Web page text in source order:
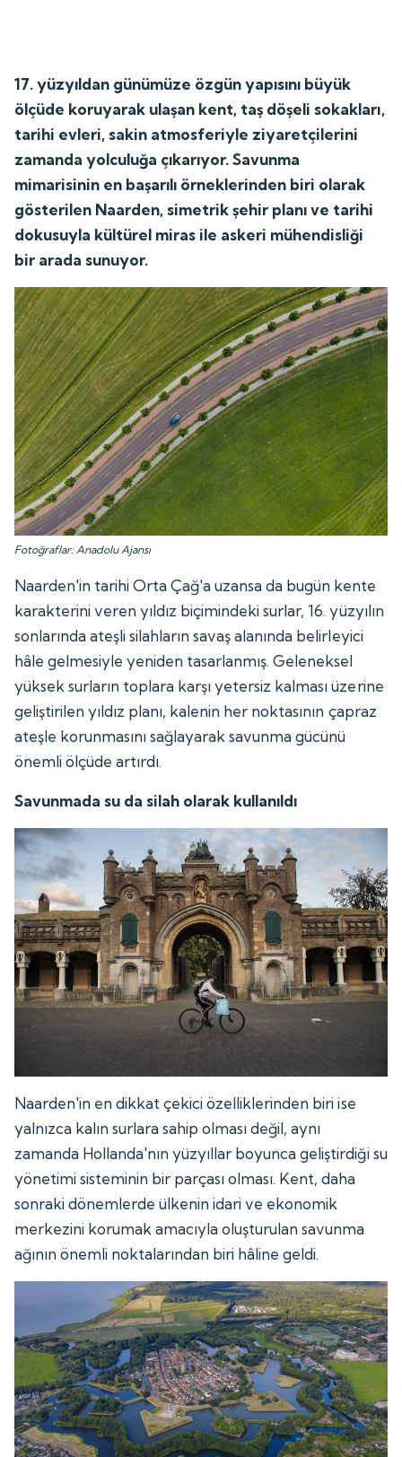
17. yüzyıldan günümüze özgün yapısını büyük
ölçüde koruyarak ulaşan kent, taş döşeli sokakları,
tarihi evleri, sakin atmosferiyle ziyaretçilerini
zamanda yolculuğa çıkarıyor. Savunma
mimarisinin en başarılı örneklerinden biri olarak
gösterilen Naarden, simetrik şehir planı ve tarihi
dokusuyla kültürel miras ile askeri mühendisliği
bir arada sunuyor.
Fotoğraflar: Anadolu Ajansı
Naarden'in tarihi Orta Çağ'a uzansa da bugün kente
karakterini veren yıldız biçimindeki surlar, 16. yüzyılın
sonlarında ateşli silahların savaş alanında belirleyici
hâle gelmesiyle yeniden tasarlanmış. Geleneksel
yüksek surların toplara karşı yetersiz kalması üzerine
geliştirilen yıldız planı, kalenin her noktasının çapraz
ateşle korunmasını sağlayarak savunma gücünü
önemli ölçüde artırdı.
Savunmada su da silah olarak kullanıldı
Naarden'in en dikkat çekici özelliklerinden biri ise
yalnızca kalın surlara sahip olması değil, aynı
zamanda Hollanda'nın yüzyıllar boyunca geliştirdiği su
yönetimi sisteminin bir parçası olması. Kent, daha
sonraki dönemlerde ülkenin idari ve ekonomik
merkezini korumak amacıyla oluşturulan savunma
ağının önemli noktalarından biri hâline geldi.